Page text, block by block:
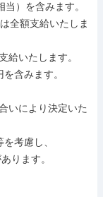
）を含みます。
全額支給いたしま
給いたします。
含みます。
いにより決定いた
考慮し、
ります。